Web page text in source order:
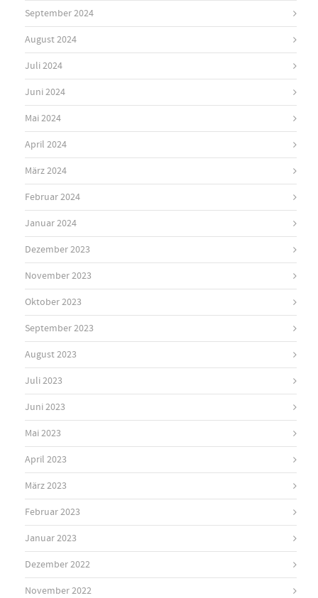
September 2024
August 2024
Juli 2024
Juni 2024
Mai 2024
April 2024
März 2024
Februar 2024
Januar 2024
Dezember 2023
November 2023
Oktober 2023
September 2023
August 2023
Juli 2023
Juni 2023
Mai 2023
April 2023
März 2023
Februar 2023
Januar 2023
Dezember 2022
November 2022